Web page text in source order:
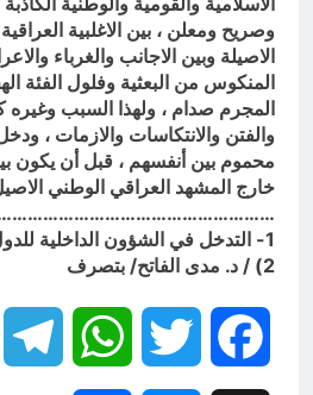
وصريح ومعلن ، بين الاغلبية
الاصيلة وبين الاجانب والغرباء
المنكوس من البعثية وفلول الفئة
المجرم صدام ، ولهذا السبب
والفتن والانتكاسات والازمات ،
محموم بين أنفسهم ، قبل أن يكون
خارج المشهد العراقي الوطني
2) / د. مدى الفاتح/ بتصرف
Facebook
Twitter